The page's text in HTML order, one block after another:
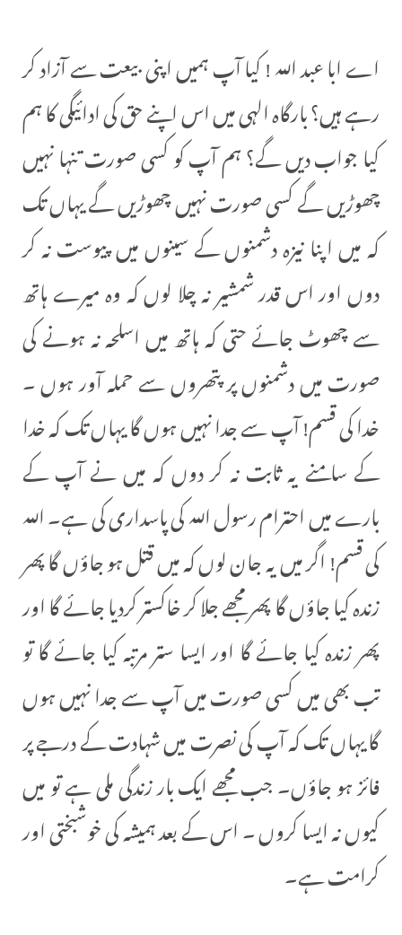
اے ابا عبد اللہ ! کیا آپ ہمیں اپنی بیعت سے آزاد کر
رہے ہیں؟ بارگاہ الہی میں اس اپنے حق کی ادائیگی کا ہم
کیا جواب دیں گے؟ ہم آپ کو کسی صورت تنہا نہیں
چھوڑیں گے کسی صورت نہیں چھوڑیں گے یہاں تک
کہ میں اپنا نیزہ دشمنوں کے سینوں میں پیوست نہ کر
دوں اور اس قدر شمشیر نہ چلا لوں کہ وہ میرے ہاتھ
سے چھوٹ جائے حتی کہ ہاتھ میں اسلحہ نہ ہونے کی
صورت میں دشمنوں پر پتھروں سے حملہ آور ہوں ۔
خدا کی قسم! آپ سے جدا نہیں ہوں گا یہاں تک کہ خدا
کے سامنے یہ ثابت نہ کر دوں کہ میں نے آپ کے
بارے میں احترام رسول اللہ کی پاسداری کی ہے۔ اللہ
کی قسم! اگر میں یہ جان لوں کہ میں قتل ہو جاؤں گا پھر
زندہ کیا جاؤں گا پھر مجھے جلا کر خاکستر کردیا جائے گا اور
پھر زندہ کیا جائے گا اور ایسا ستر مرتبہ کیا جائے گا تو
تب بھی میں کسی صورت میں آپ سے جدا نہیں ہوں
گا یہاں تک کہ آپ کی نصرت میں شہادت کے درجے پر
فائز ہو جاؤں۔ جب مجھے ایک بار زندگی ملی ہے تو میں
کیوں نہ ایسا کروں ۔ اس کے بعد ہمیشہ کی خوشبختی اور
کرامت ہے۔